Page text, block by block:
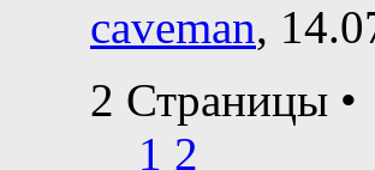
caveman,
2 Страницы •
1 2